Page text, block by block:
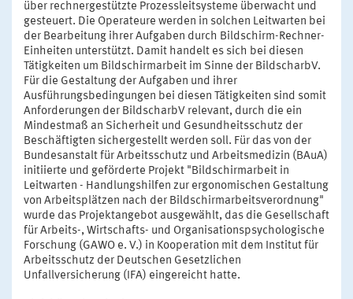
über rechnergestützte Prozessleitsysteme überwacht und
gesteuert. Die Operateure werden in solchen Leitwarten bei
der Bearbeitung ihrer Aufgaben durch Bildschirm-Rechner-
Einheiten unterstützt. Damit handelt es sich bei diesen
Tätigkeiten um Bildschirmarbeit im Sinne der BildscharbV.
Für die Gestaltung der Aufgaben und ihrer
Ausführungsbedingungen bei diesen Tätigkeiten sind somit
Anforderungen der BildscharbV relevant, durch die ein
Mindestmaß an Sicherheit und Gesundheitsschutz der
Beschäftigten sichergestellt werden soll. Für das von der
Bundesanstalt für Arbeitsschutz und Arbeitsmedizin (BAuA)
initiierte und geförderte Projekt "Bildschirmarbeit in
Leitwarten - Handlungshilfen zur ergonomischen Gestaltung
von Arbeitsplätzen nach der Bildschirmarbeitsverordnung"
wurde das Projektangebot ausgewählt, das die Gesellschaft
für Arbeits-, Wirtschafts- und Organisationspsychologische
Forschung (GAWO e. V.) in Kooperation mit dem Institut für
Arbeitsschutz der Deutschen Gesetzlichen
Unfallversicherung (IFA) eingereicht hatte.